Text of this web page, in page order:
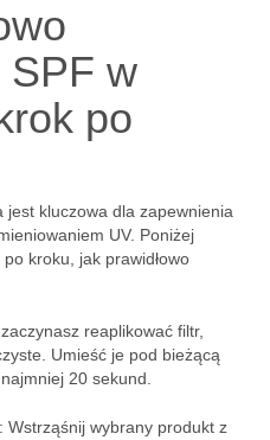
SPF w
po
jest kluczowa dla zapewnienia
UV. Poniżej
kroku, jak prawidłowo
reaplikować filtr,
Umieść je pod bieżącą
20 sekund.
Wstrząśnij wybrany produkt z